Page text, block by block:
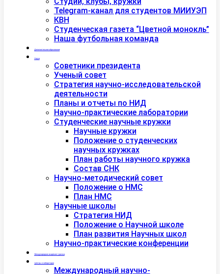
Telegram-канал для студентов МИИУЭП
КВН
Студенческая газета “Цветной монокль”
Наша футбольная команда
Дополнительное образование
Наука
Советники президента
Ученый совет
Стратегия научно-исследовательской
деятельности
Планы и отчеты по НИД
Научно-практические лаборатории
Студенческие научные кружки
Научные кружки
Положение о студенческих
научных кружках
План работы научного кружка
Состав СНК
Научно-методический совет
Положение о НМС
План НМС
Научные школы
Стратегия НИД
Положение о Научной школе
План развития Научных школ
Научно-практические конференции
Международная академия туризма
Центры и лаборатории
Международный научно-